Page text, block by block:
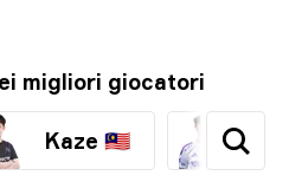
migliori giocatori
Kaze 🇲🇾